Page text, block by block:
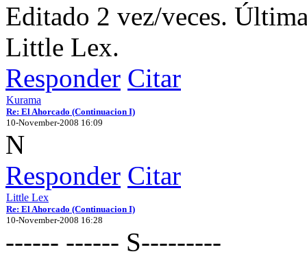
Editado 2 vez/veces.
Little Lex.
Responder Citar
Kurama
Re: El Ahorcado (Continuacion I)
10-November-2008 16:09
N
Responder Citar
Little Lex
Re: El Ahorcado (Continuacion I)
10-November-2008 16:28
------ ------ S---------